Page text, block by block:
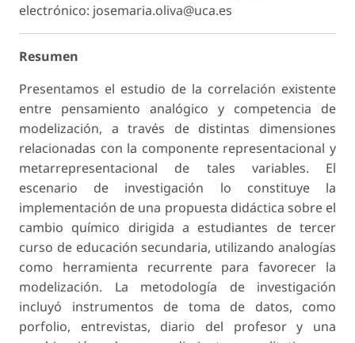
electrónico: josemaria.oliva@uca.es
Resumen
Presentamos el estudio de la correlación existente
entre pensamiento analógico y competencia de
modelización, a través de distintas dimensiones
relacionadas con la componente representacional y
metarrepresentacional de tales variables. El
escenario de investigación lo constituye la
implementación de una propuesta didáctica sobre el
cambio químico dirigida a estudiantes de tercer
curso de educación secundaria, utilizando analogías
como herramienta recurrente para favorecer la
modelización. La metodología de investigación
incluyó instrumentos de toma de datos, como
porfolio, entrevistas, diario del profesor y una